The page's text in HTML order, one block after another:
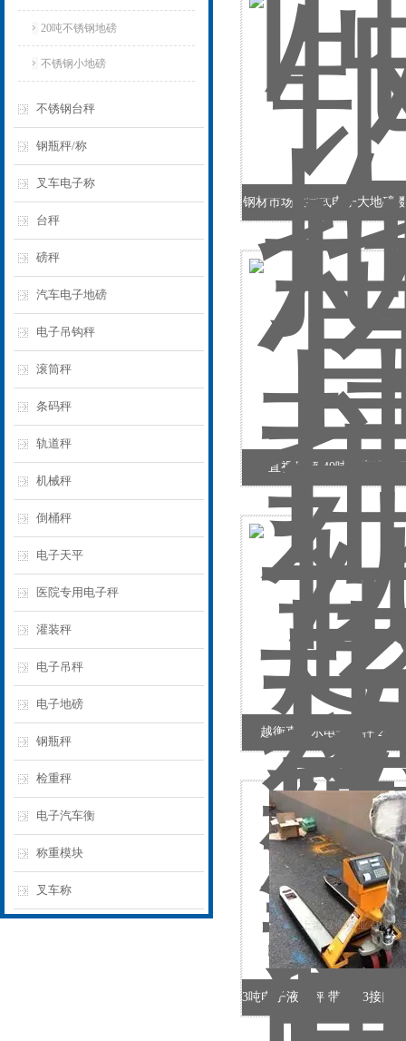
20吨不锈钢地磅
不锈钢小地磅
不锈钢台秤
钢瓶秤/称
叉车电子称
台秤
磅秤
汽车电子地磅
电子吊钩秤
滚筒秤
条码秤
轨道秤
机械秤
倒桶秤
电子天平
医院专用电子秤
灌装秤
电子吊秤
电子地磅
钢瓶秤
检重秤
电子汽车衡
称重模块
叉车称
钢材市场数字式电子大地磅
直视吊秤 40吨耐高温电
越衡直显示电子吊秤 20t